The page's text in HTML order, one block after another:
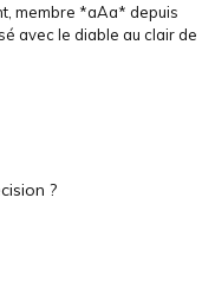
membre *aAa* depuis
avec le diable au clair de
?